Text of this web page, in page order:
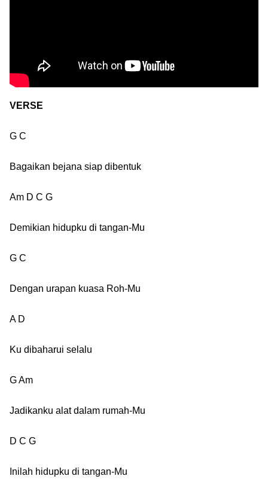
VERSE
G C
Bagaikan bejana siap dibentuk
Am D C G
Demikian hidupku di tangan-Mu
G C
Dengan urapan kuasa Roh-Mu
A D
Ku dibaharui selalu
G Am
Jadikanku alat dalam rumah-Mu
D C G
Inilah hidupku di tangan-Mu